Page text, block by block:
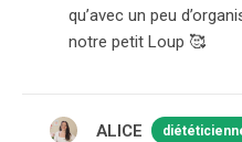
qu’avec un peu
notre petit Loup 🥰
ALICE